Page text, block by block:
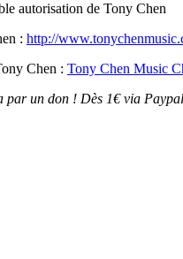
autorisation de Tony Chen
: http://
Chen : Tony Chen Music
par un don ! Dès 1€ via